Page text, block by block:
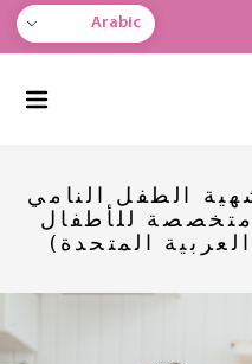
Arabic
الطفل النامي
للأطفال
المتحدة)